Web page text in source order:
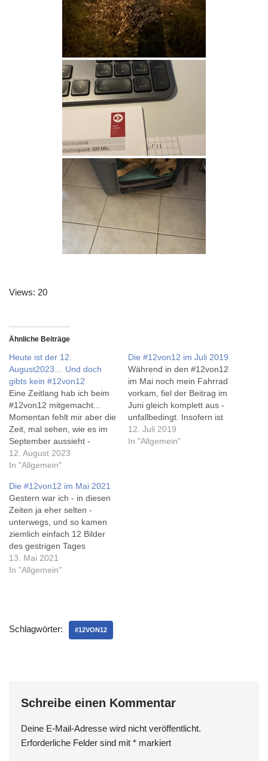
Views: 20
Ähnliche Beiträge
Heute ist der 12.
August2023… Und doch
gibts kein #12von12
Eine Zeitlang hab ich beim
#12von12 mitgemacht...
Momentan fehlt mir aber die
Zeit, mal sehen, wie es im
September aussieht -
vielleicht mache ich ja
wieder mal mit. Worum es
wie immer das Quasi-
Original 'Draußen nur
Kännchen'...
12. August 2023
In "Allgemein"
Die #12von12 im Juli 2019
Während in den #12von12
im Mai noch mein Fahrrad
vorkam, fiel der Beitrag im
Juni gleich komplett aus -
unfallbedingt. Insofern ist
das heute schon ein wenig
besonders, denn fast hätte
12. Juli 2019
In "Allgemein"
Die #12von12 im Mai 2021
Gestern war ich - in diesen
Zeiten ja eher selten -
unterwegs, und so kamen
ziemlich einfach 12 Bilder
des gestrigen Tages
zusammen, der mit einem
Covid19-Test für K2 begann
gekauft, und wie selten ich
13. Mai 2021
In "Allgemein"
Schlagwörter: #12VON12
Schreibe einen Kommentar
Deine E-Mail-Adresse wird nicht veröffentlicht.
Erforderliche Felder sind mit * markiert